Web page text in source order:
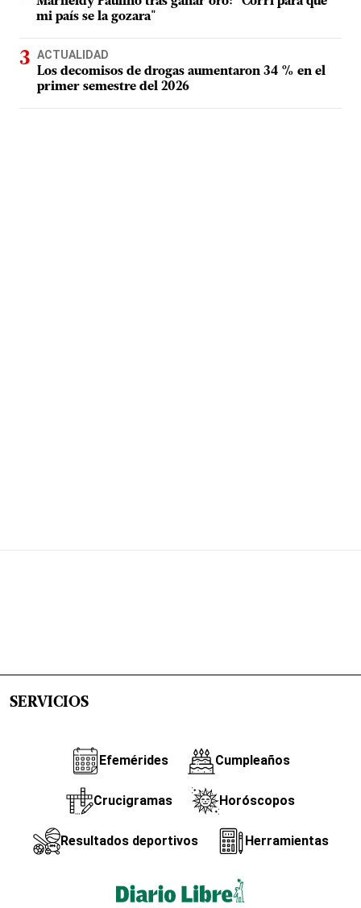
mi país se la gozara"
ACTUALIDAD
Los decomisos de drogas aumentaron 34 % en el
primer semestre del 2026
SERVICIOS
Efemérides Cumpleaños
Crucigramas Horóscopos
Resultados deportivos Herramientas